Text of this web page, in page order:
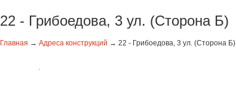
22 - Грибоедова, 3 ул. (Сторона Б)
Главная →Адреса конструкций → 22 - Грибоедова, 3 ул. (Сторона Б)